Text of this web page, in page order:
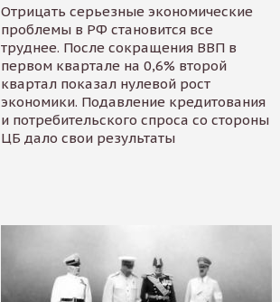
Отрицать серьезные экономические
проблемы в РФ становится все
труднее. После сокращения ВВП в
первом квартале на 0,6% второй
квартал показал нулевой рост
экономики. Подавление кредитования
и потребительского спроса со стороны
ЦБ дало свои результаты